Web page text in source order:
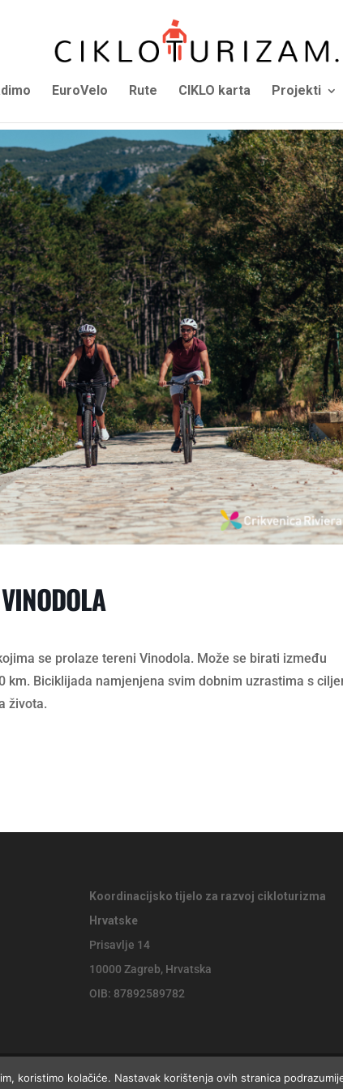
EuroVelo Rute CIKLO karta Projekti
se prolaze tereni Vinodola. Može se birati između
km. Biciklijada namjenjena svim dobnim uzrastima s
života.
Koordinacijsko tijelo za razvoj cikloturizma
Hrvatske
Prisavlje 14
10000 Zagreb, Hrvatska
OIB: 87892589782
website byJackie
koristimo kolačiće. Nastavak korištenja ovih stranica